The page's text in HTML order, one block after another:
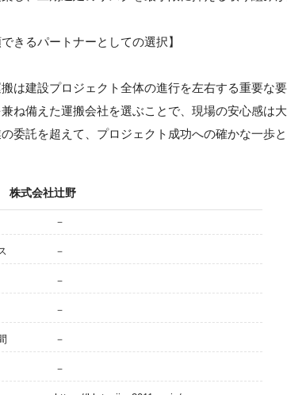
できるパートナーとしての選択】
は建設プロジェクト全体の進行を左右する重要な
ね備えた運搬会社を選ぶことで、現場の安心感は
委託を超えて、プロジェクト成功への確かな一歩と
株式会社辻野
－
－
－
－
－
－